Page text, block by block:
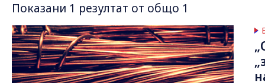
Показани 1 резултат от общо 1